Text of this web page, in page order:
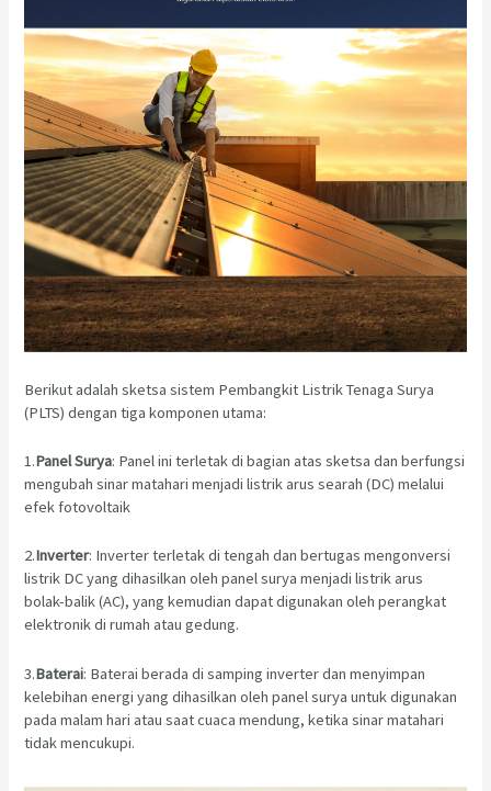
Berikut adalah sketsa sistem Pembangkit Listrik Tenaga Surya
(PLTS) dengan tiga komponen utama:
1.Panel Surya: Panel ini terletak di bagian atas sketsa dan berfungsi
mengubah sinar matahari menjadi listrik arus searah (DC) melalui
efek fotovoltaik
2.Inverter: Inverter terletak di tengah dan bertugas mengonversi
listrik DC yang dihasilkan oleh panel surya menjadi listrik arus
bolak-balik (AC), yang kemudian dapat digunakan oleh perangkat
elektronik di rumah atau gedung.
3.Baterai: Baterai berada di samping inverter dan menyimpan
kelebihan energi yang dihasilkan oleh panel surya untuk digunakan
pada malam hari atau saat cuaca mendung, ketika sinar matahari
tidak mencukupi.